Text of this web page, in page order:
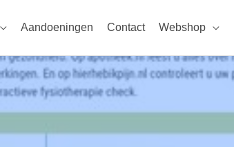
Aandoeningen Contact Webshop